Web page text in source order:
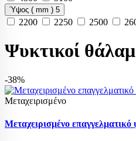
Ύψος ( mm ) 5
2200 2250 2500
Ψυκτικοί
-38%
Μεταχειρισμένο
Μεταχειρισμένο επαγγελματικό